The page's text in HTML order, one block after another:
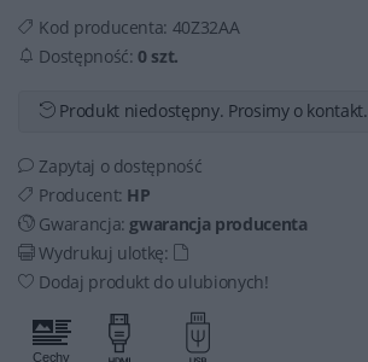
Kod producenta: 40Z32AA
Dostępność:0 szt.
Produkt niedostępny. Prosimy o kontakt.
Zapytaj o dostępność
Producent: HP
Gwarancja: gwarancja producenta
Wydrukuj ulotkę:
Dodaj produkt do ulubionych!